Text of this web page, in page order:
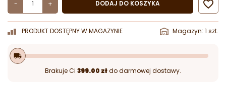
- + DODAJ DO KOSZYKA 
PRODUKT DOSTĘPNY W MAGAZYNIE Magazyn: 1 szt.
local_shipping
Brakuje Ci 399.00 złdo darmowej dostawy.